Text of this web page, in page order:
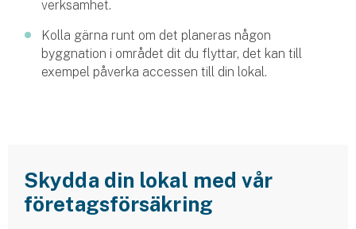
verksamhet.
Kolla gärna runt om det planeras någon
byggnation i området dit du flyttar, det kan till
exempel påverka accessen till din lokal.
Skydda din lokal med vår
företagsförsäkring